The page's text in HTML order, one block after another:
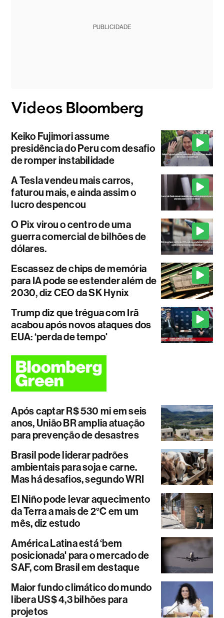
PUBLICIDADE
Keiko Fujimori assume
presidência do Peru com desafio
de romper instabilidade
A Tesla vendeu mais carros,
faturou mais, e ainda assim o
lucro despencou
O Pix virou o centro de uma
guerra comercial de bilhões de
dólares.
Escassez de chips de memória
para IA pode se estender além de
2030, diz CEO da SK Hynix
Trump diz que trégua com Irã
acabou após novos ataques dos
EUA: ‘perda de tempo'
Após captar R$ 530 mi em seis
anos, União BR amplia atuação
para prevenção de desastres
Brasil pode liderar padrões
ambientais para soja e carne.
Mas há desafios, segundo WRI
El Niño pode levar aquecimento
da Terra a mais de 2°C em um
mês, diz estudo
América Latina está ‘bem
posicionada' para o mercado de
SAF, com Brasil em destaque
Maior fundo climático do mundo
libera US$ 4,3 bilhões para
projetos